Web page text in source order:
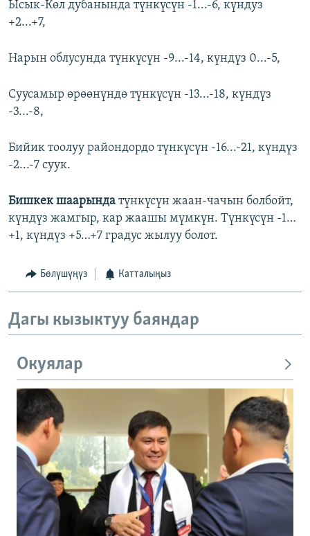
Ысык-Көл дубанында түнкүсүн -1...-6, күндуз
+2...+7,
Нарын облусунда түнкүсүн -9...-14, күндүз 0...-5,
Суусамыр өрөөнүндө түнкүсүн -13...-18, күндүз
-3...-8,
Бийик тоолуу райондордо түнкүсүн -16...-21, күндүз
-2...-7 суук.
Бишкек шаарында түнкүсүн жаан-чачын болбойт,
күндүз жамгыр, кар жаашы мүмкүн. Түнкүсүн -1…
+1, күндүз +5…+7 градус жылуу болот.
Бөлүшүңүз Катталыңыз
Дагы кызыктуу баяндар
Окуялар